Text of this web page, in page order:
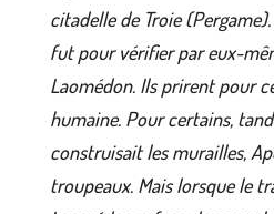
citadelle de Troie
fut pour vérifier par eux-
Laomédon. Ils prirent pour
humaine. Pour certains,
construisait les murailles,
troupeaux. Mais lorsque le